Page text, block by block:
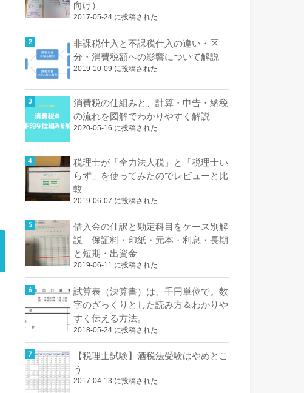
向け）
2017-05-24 に投稿された
非課税仕入と不課税仕入の違い・区
分・消費税額への影響について解説
2019-10-09 に投稿された
消費税の仕組みと、計算・申告・納税
の流れを図解でわかりやすく解説
2020-05-16 に投稿された
税理士が「全力法人税」と「税理士い
らず」を使ってみたのでレビューと比
較
2019-06-07 に投稿された
借入金の仕訳と勘定科目をケース別解
説｜保証料・印紙・元本・利息・長期
と短期・出資金
2019-06-11 に投稿された
試算表（決算書）は、千円単位で。数
字のざっくりとした読み方＆わかりや
すく伝える方法。
2018-05-24 に投稿された
【税理士試験】酒税法受験はやめとこ
う
2017-04-13 に投稿された